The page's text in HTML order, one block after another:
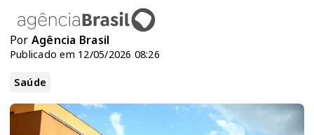
Por Agência Brasil
Publicado em 12/05/2026 08:26
Saúde